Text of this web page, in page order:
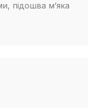
підошва м’яка